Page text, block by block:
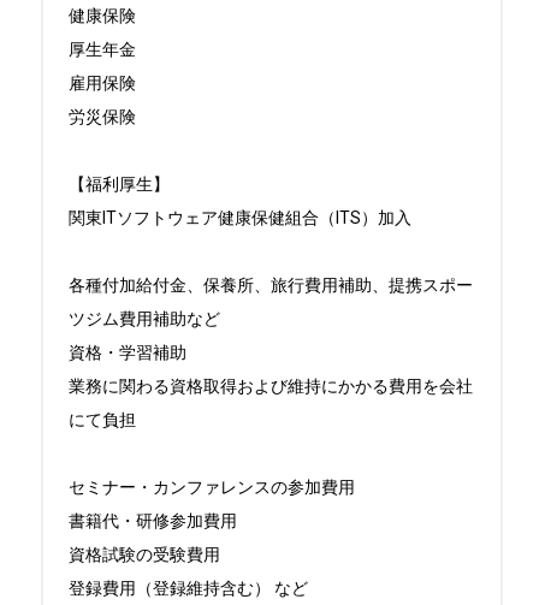
健康保険
厚生年金
雇用保険
労災保険
【福利厚生】
関東ITソフトウェア健康保健組合（ITS）加入
各種付加給付金、保養所、旅行費用補助、提携スポー
ツジム費用補助など
資格・学習補助
業務に関わる資格取得および維持にかかる費用を会社
にて負担
セミナー・カンファレンスの参加費用
書籍代・研修参加費用
資格試験の受験費用
登録費用（登録維持含む） など